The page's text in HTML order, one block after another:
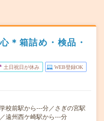
＊箱詰め・検品・
土日祝日が休み WEB登録OK
校前駅から---分／さぎの宮駅
遠州西ケ崎駅から---分